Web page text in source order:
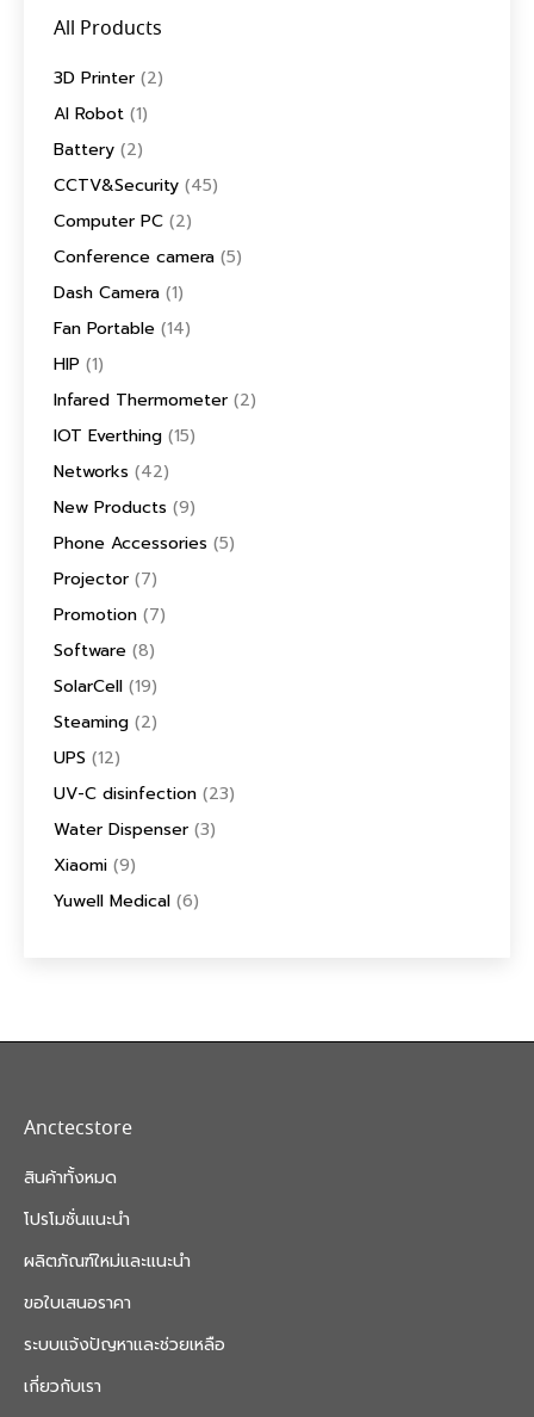
All Products
3D Printer (2)
AI Robot (1)
Battery (2)
CCTV&Security (45)
Computer PC (2)
Conference camera (5)
Dash Camera (1)
Fan Portable (14)
HIP (1)
Infared Thermometer (2)
IOT Everthing (15)
Networks (42)
New Products (9)
Phone Accessories (5)
Projector (7)
Promotion (7)
Software (8)
SolarCell (19)
Steaming (2)
UPS (12)
UV-C disinfection (23)
Water Dispenser (3)
Xiaomi (9)
Yuwell Medical (6)
Anctecstore
สินค้าทั้งหมด
โปรโมชั่นแนะนำ
ผลิตภัณฑ์ใหม่และแนะนำ
ขอใบเสนอราคา
ระบบแจ้งปัญหาและช่วยเหลือ
เกี่ยวกับเรา